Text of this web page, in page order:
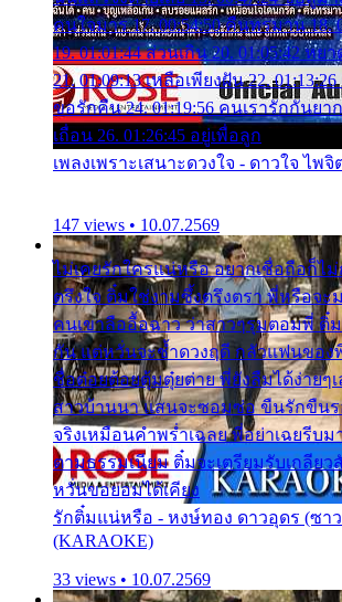
คนใจมาร 17. 00:54:50 คืนทรมาน 18.
19. 01:01:44 ส่วนเกิน 20. 01:05:42 ห
21. 01:09:13 เหลือเพียงฝัน 22. 01:13:26
ขอรักคืน 24. 01:19:56 คนเรารักกันยาก
เถื่อน 26. 01:26:45 อยู่เพื่อลูก
เพลงเพราะเสนาะดวงใจ - ดาวใจ ไพจิ
147 views • 10.07.2569
ไม่เคยรักใครแน่หรือ อยากเชื่อถือก็ไ
ตรึงใจ ติ๋มใช่งามซึ้งตรึงตรา พี่หรือจ
คนเขาลืออื้อฉาว ว่าสาวๆรุมตอมพี่ ติ๋
กัน แต่หวั่นจะช้ำดวงฤดี กลัวแฟนขอ
ชื่อต๋อยต้อยตุ้มตุ๋ยต่าย พี่ยังลืมได้ง่ายๆ
สาวบ้านนา แสนจะซอมซ่อ ขืนรักขืน
จริงเหมือนคำพร่ำเฉลย พี่อย่าเฉยรีบ
ตามธรรมเนียม ติ๋มจะเตรียมรับเกลีย
หวั่นขอยอมได้เคียง
รักติ๋มแน่หรือ - หงษ์ทอง ดาวอุดร (ซา
(KARAOKE)
33 views • 10.07.2569